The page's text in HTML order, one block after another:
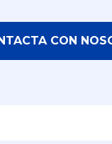
CON